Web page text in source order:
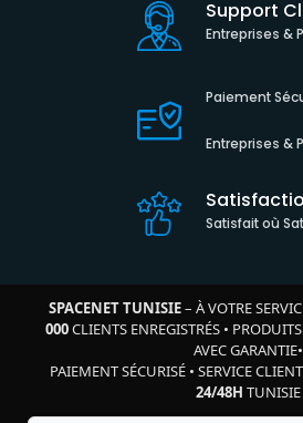
Support
Entreprises &
Paiement
Entreprises &
Satisfait où
SPACENET TUNISIE– À VOTRE
000CLIENTS ENREGISTRÉS•
AVEC GARANTIE•
PAIEMENT SÉCURISÉ • SERVICE
24/48H TUNISIE